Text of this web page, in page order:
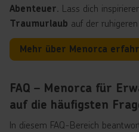
Abenteuer. Lass dich
Traumurlaub auf der
Mehr über Menorca
FAQ – Menorca für
auf die häufigsten
In diesem FAQ-Bereich